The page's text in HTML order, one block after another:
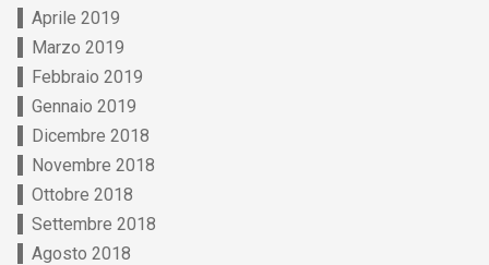
Aprile 2019
Marzo 2019
Febbraio 2019
Gennaio 2019
Dicembre 2018
Novembre 2018
Ottobre 2018
Settembre 2018
Agosto 2018